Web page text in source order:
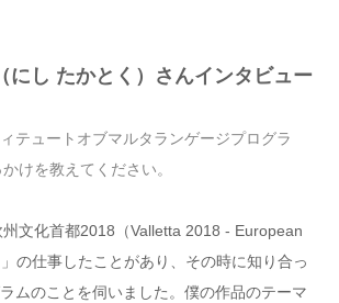
にし たかとく）さんインタビュー
テュートオブマルタランゲージプログラ
けを教えてください。
文化首都2018（Valletta 2018 - European
の仕事したことがあり、その時に知り合っ
ムのことを伺いました。僕の作品のテーマ